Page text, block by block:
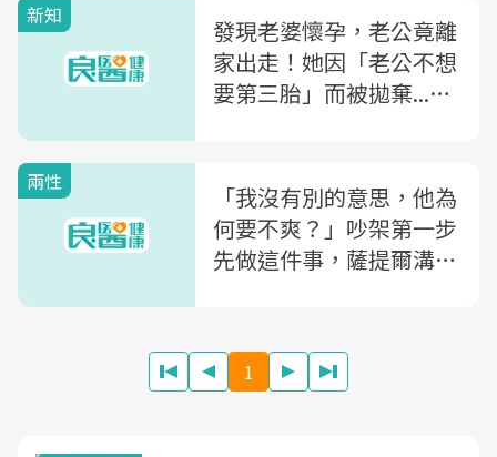
新知
發現老婆懷孕，老公竟離
家出走！她因「老公不想
要第三胎」而被拋棄...一
兩性
「我沒有別的意思，他為
何要不爽？」吵架第一步
先做這件事，薩提爾溝通
1